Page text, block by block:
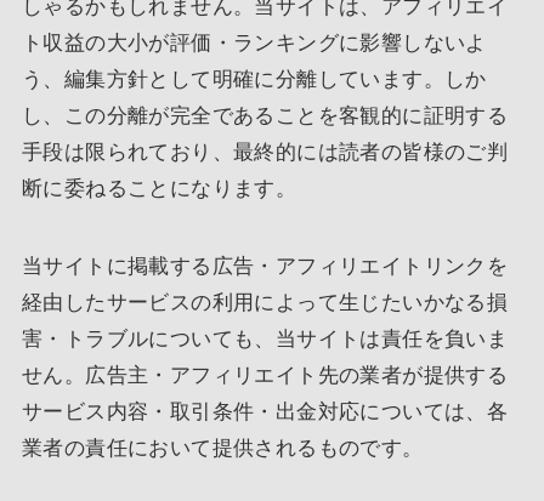
しゃるかもしれません。当サイトは、アフィリエイ
ト収益の大小が評価・ランキングに影響しないよ
う、編集方針として明確に分離しています。しか
し、この分離が完全であることを客観的に証明する
手段は限られており、最終的には読者の皆様のご判
断に委ねることになります。
当サイトに掲載する広告・アフィリエイトリンクを
経由したサービスの利用によって生じたいかなる損
害・トラブルについても、当サイトは責任を負いま
せん。広告主・アフィリエイト先の業者が提供する
サービス内容・取引条件・出金対応については、各
業者の責任において提供されるものです。